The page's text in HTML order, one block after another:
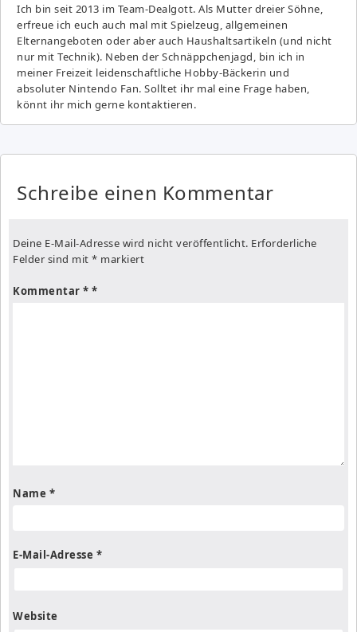
Ich bin seit 2013 im Team-Dealgott. Als Mutter dreier Söhne,
erfreue ich euch auch mal mit Spielzeug, allgemeinen
Elternangeboten oder aber auch Haushaltsartikeln (und nicht
nur mit Technik). Neben der Schnäppchenjagd, bin ich in
meiner Freizeit leidenschaftliche Hobby-Bäckerin und
absoluter Nintendo Fan. Solltet ihr mal eine Frage haben,
könnt ihr mich gerne kontaktieren.
Schreibe einen Kommentar
Deine E-Mail-Adresse wird nicht veröffentlicht. Erforderliche
Felder sind mit * markiert
Kommentar *
Name *
E-Mail-Adresse *
Website